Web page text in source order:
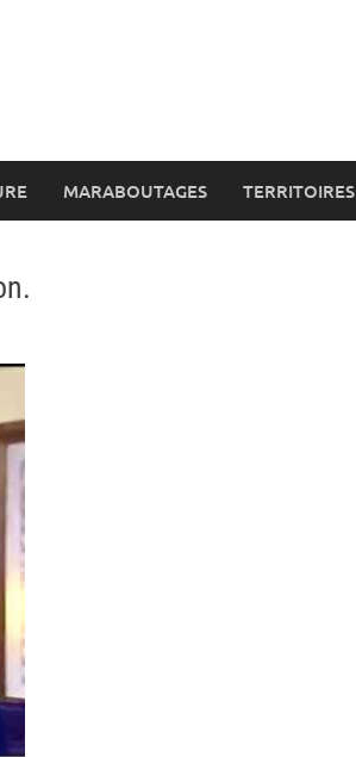
MARABOUTAGES TERRITOIRES